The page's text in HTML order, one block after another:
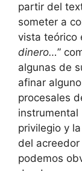
partir del
someter a
vista teórico
dinero…”
algunas de
afinar
procesales
privilegio y
del
podemos